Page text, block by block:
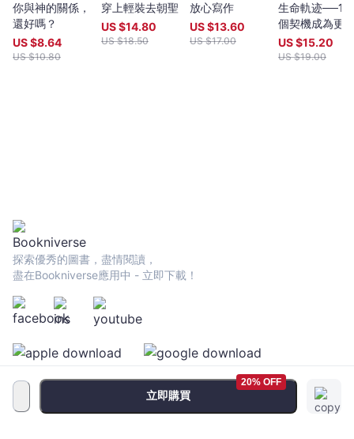
你與神的關係，
還好嗎？
US $8.64
US $10.80
穿上輕裝去朝聖
US $14.80
US $18.50
放心寫作
US $13.60
US $17.00
生命軌迹──15
個契機成為更
的自己
US $15.20
US $19.00
立即購買
20% OFF
探索優秀的圖書，盡情閱讀，
盡在Bookniverse應用中 - 立即下載！